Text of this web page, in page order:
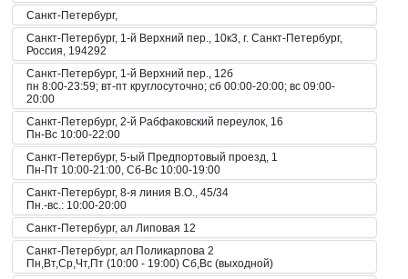
Санкт-Петербург,
Санкт-Петербург, 1-й Верхний пер., 10к3, г. Санкт-Петербург,
Россия, 194292
Санкт-Петербург, 1-й Верхний пер., 12б
пн 8:00-23:59; вт-пт круглосуточно; сб 00:00-20:00; вс 09:00-
20:00
Санкт-Петербург, 2-й Рабфаковский переулок, 16
Пн-Вс 10:00-22:00
Санкт-Петербург, 5-ый Предпортовый проезд, 1
Пн-Пт 10:00-21:00, Сб-Вс 10:00-19:00
Санкт-Петербург, 8-я линия В.О., 45/34
Пн.-вс.: 10:00-20:00
Санкт-Петербург, ал Липовая 12
Санкт-Петербург, ал Поликарпова 2
Пн,Вт,Ср,Чт,Пт (10:00 - 19:00) Сб,Вс (выходной)